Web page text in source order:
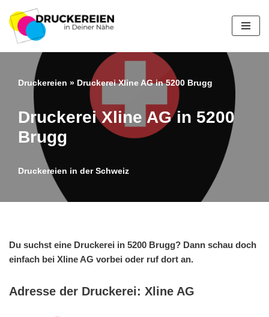
Zum
Inhalt
springen
Druckereien » Druckerei Xline AG in 5200 Brugg
Druckerei Xline AG in 5200
Brugg
Druckereien in der Schweiz
Du suchst eine Druckerei in 5200 Brugg? Dann schau doch
einfach bei Xline AG vorbei oder ruf dort an.
Adresse der Druckerei: Xline AG